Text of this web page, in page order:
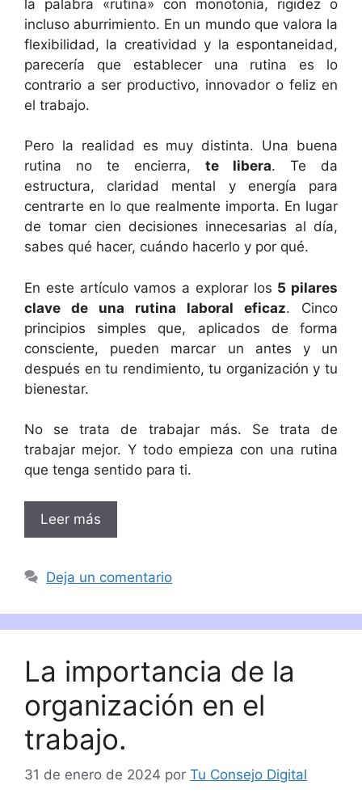
la palabra «rutina» con monotonía, rigidez o
incluso aburrimiento. En un mundo que valora la
flexibilidad, la creatividad y la espontaneidad,
parecería que establecer una rutina es lo
contrario a ser productivo, innovador o feliz en
el trabajo.
Pero la realidad es muy distinta. Una buena
rutina no te encierra, te libera. Te da
estructura, claridad mental y energía para
centrarte en lo que realmente importa. En lugar
de tomar cien decisiones innecesarias al día,
sabes qué hacer, cuándo hacerlo y por qué.
En este artículo vamos a explorar los 5 pilares
clave de una rutina laboral eficaz. Cinco
principios simples que, aplicados de forma
consciente, pueden marcar un antes y un
después en tu rendimiento, tu organización y tu
bienestar.
No se trata de trabajar más. Se trata de
trabajar mejor. Y todo empieza con una rutina
que tenga sentido para ti.
Leer más
Deja un comentario
La importancia de la
organización en el
trabajo.
31 de enero de 2024 por Tu Consejo Digital